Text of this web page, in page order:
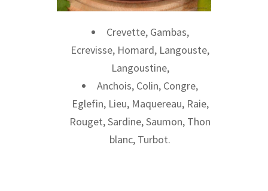
Crevette, Gambas,
Ecrevisse, Homard, Langouste,
Langoustine,
Anchois, Colin, Congre,
Eglefin, Lieu, Maquereau, Raie,
Rouget, Sardine, Saumon, Thon
blanc, Turbot.